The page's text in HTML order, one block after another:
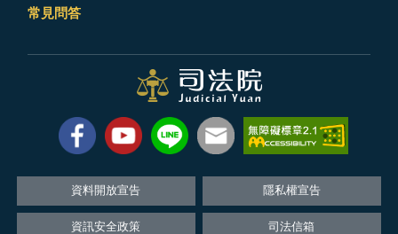
常見問答
資料開放宣告 隱私權宣告
資訊安全政策 司法信箱